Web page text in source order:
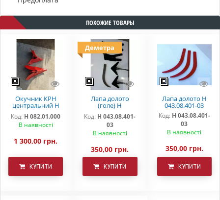
ПОХОЖИЕ ТОВАРЫ
Окучник КРН
центральний Н
082.01.000
"DEMETRA"
Код: Н 082.01.000
В наявності
1 300,00 грн.
КУПИТИ
Деметра
Лапа долото
(голе) Н
Код: Н 043.08.401-
03
В наявності
350,00 грн.
КУПИТИ
Лапа долото Н
043.08.401-03
Код: Н 043.08.401-
03
В наявності
350,00 грн.
КУПИТИ